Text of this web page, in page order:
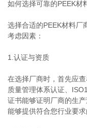
如何选择可靠的PEEK材
选择合适的PEEK材料厂
考虑因素：
1.认证与资质
在选择厂商时，首先应
质量管理体系认证、
证书能够证明厂商的生
能够提供符合您行业要求